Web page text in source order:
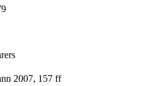
2007, 157 ff